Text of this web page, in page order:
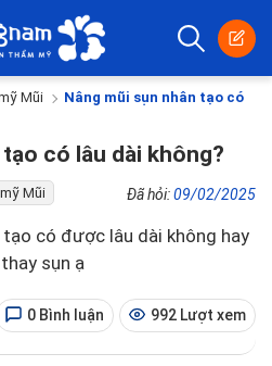
Mũi
Nâng mũi sụn nhân tạo có
có lâu dài không?
Mũi Đã hỏi:09/02/2025
tạo có được lâu dài không hay
sụn ạ
0 Bình luận 992 Lượt xem